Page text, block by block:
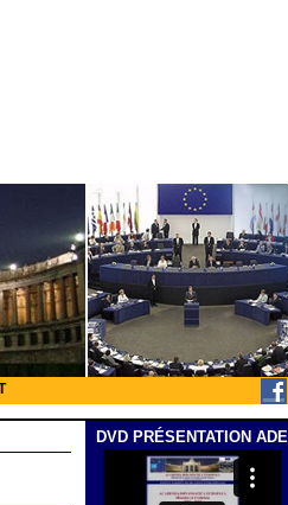
DVD PRÉSENTATION ADE